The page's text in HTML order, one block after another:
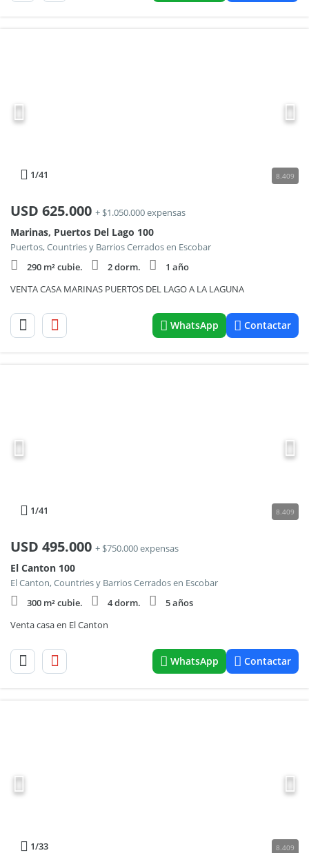
1/41 8.409
USD 625.000 + $1.050.000 expensas
Marinas, Puertos Del Lago 100
Puertos, Countries y Barrios Cerrados en Escobar
290 m² cubie.
2 dorm.
1 año
VENTA CASA MARINAS PUERTOS DEL LAGO A LA LAGUNA
WhatsApp Contactar
1/41 8.409
USD 495.000 + $750.000 expensas
El Canton 100
El Canton, Countries y Barrios Cerrados en Escobar
300 m² cubie.
4 dorm.
5 años
Venta casa en El Canton
WhatsApp Contactar
1/33 8.409